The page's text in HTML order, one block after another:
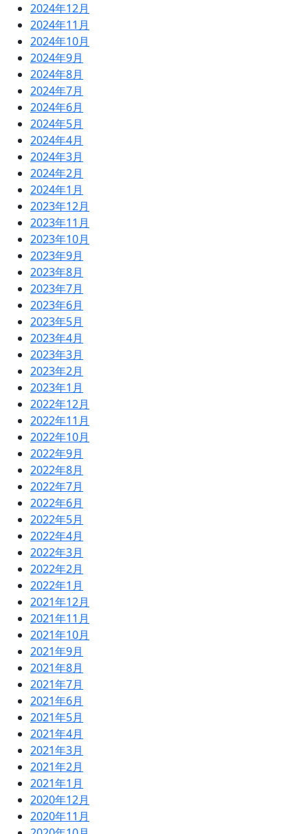
2024年12月
2024年11月
2024年10月
2024年9月
2024年8月
2024年7月
2024年6月
2024年5月
2024年4月
2024年3月
2024年2月
2024年1月
2023年12月
2023年11月
2023年10月
2023年9月
2023年8月
2023年7月
2023年6月
2023年5月
2023年4月
2023年3月
2023年2月
2023年1月
2022年12月
2022年11月
2022年10月
2022年9月
2022年8月
2022年7月
2022年6月
2022年5月
2022年4月
2022年3月
2022年2月
2022年1月
2021年12月
2021年11月
2021年10月
2021年9月
2021年8月
2021年7月
2021年6月
2021年5月
2021年4月
2021年3月
2021年2月
2021年1月
2020年12月
2020年11月